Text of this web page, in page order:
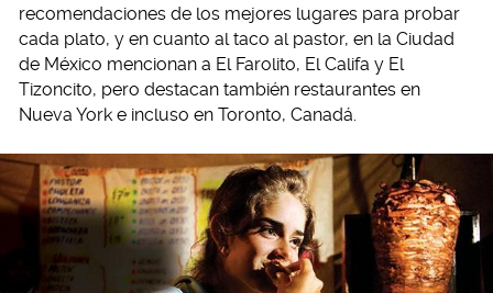
recomendaciones de los mejores lugares para probar
cada plato, y en cuanto al taco al pastor, en la Ciudad
de México mencionan a El Farolito, El Califa y El
Tizoncito, pero destacan también restaurantes en
Nueva York e incluso en Toronto, Canadá.